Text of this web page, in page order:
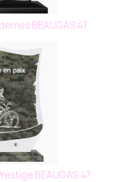
BEAUGAS 47
BEAUGAS 47